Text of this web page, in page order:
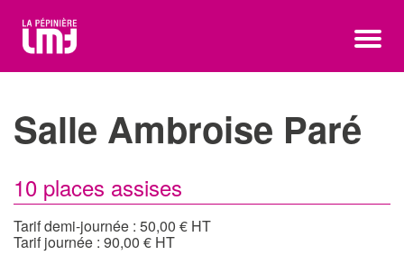
Salle Ambroise Paré
10 places assises
Tarif demi-journée : 50,00 € HT
Tarif journée : 90,00 € HT